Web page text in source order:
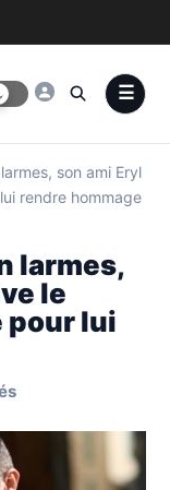
son ami Eryl
rendre hommage
larmes,
le
pour lui